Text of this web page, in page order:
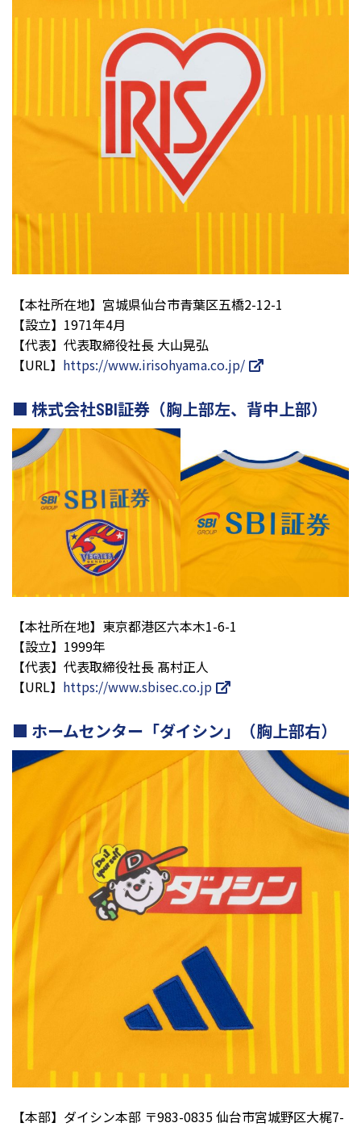
【本社所在地】宮城県仙台市青葉区五橋2-12-1
【設立】1971年4月
【代表】代表取締役社長 大山晃弘
【URL】 https://www.irisohyama.co.jp/
株式会社SBI証券（胸上部左、背中上部）
【本社所在地】東京都港区六本木1-6-1
【設立】1999年
【代表】代表取締役社長 髙村正人
【URL】 https://www.sbisec.co.jp
ホームセンター「ダイシン」（胸上部右）
【本部】ダイシン本部 〒983-0835 仙台市宮城野区大梶7-